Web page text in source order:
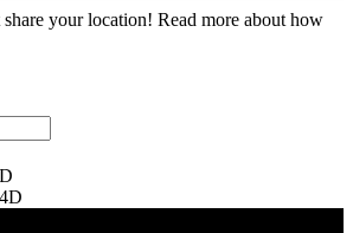
your location! Read more about how